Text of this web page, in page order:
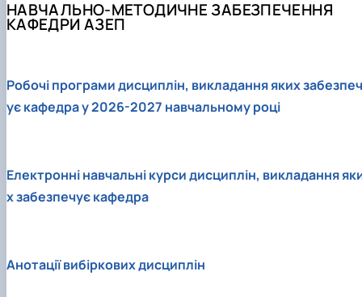
Бакалаврів
Навчально-методичне забезпечення
Сторінка аспіранта
Студентська наукова робота
НАВЧАЛЬНО-МЕТОДИЧНЕ ЗАБЕЗПЕЧЕННЯ
КАФЕДРИ АЗЕП
Робочі програми дисциплін, викладання яких забезпеч
ує кафедра у 2026-2027 навчальному році
Електронні навчальні курси дисциплін, викладання
х забезпечує кафедра
Анотації вибіркових дисциплін